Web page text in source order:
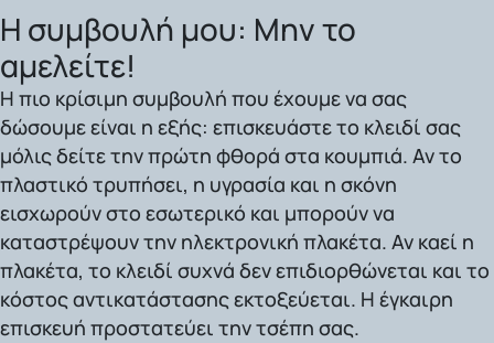
Η συμβουλή μου: Μην το
αμελείτε!
Η πιο κρίσιμη συμβουλή που έχουμε να σας
δώσουμε είναι η εξής: επισκευάστε το κλειδί σας
μόλις δείτε την πρώτη φθορά στα κουμπιά. Αν το
πλαστικό τρυπήσει, η υγρασία και η σκόνη
εισχωρούν στο εσωτερικό και μπορούν να
καταστρέψουν την ηλεκτρονική πλακέτα. Αν καεί η
πλακέτα, το κλειδί συχνά δεν επιδιορθώνεται και το
κόστος αντικατάστασης εκτοξεύεται. Η έγκαιρη
επισκευή προστατεύει την τσέπη σας.